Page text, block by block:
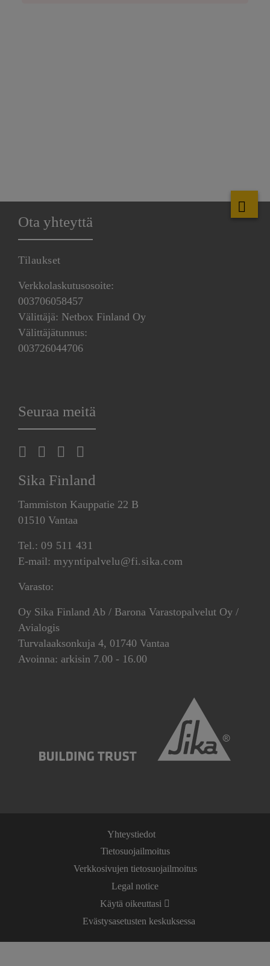
Ota yhteyttä
Tilaukset
Verkkolaskutusosoite:
003706058457
Välittäjä: Netbox Finland Oy
Välittäjätunnus:
003726044706
Seuraa meitä
Sika Finland
Tammiston Kauppatie 22 B
01510 Vantaa
Tel.: 09 511 431
E-mail: myyntipalvelu@fi.sika.com
Varasto:
Oy Sika Finland Ab / Barona Varastopalvelut Oy /
Avialogis
Turvalaaksonkuja 4, 01740 Vantaa
Avoinna: arkisin 7.00 - 16.00
Yhteystiedot
Tietosuojailmoitus
Verkkosivujen tietosuojailmoitus
Legal notice
Käytä oikeuttasi
Evästysasetusten keskuksessa